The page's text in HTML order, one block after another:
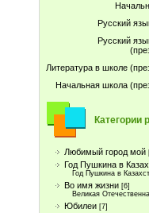
Русский
Русский
Литература в школе
Начальная школа
Категории
Любимый город мой
Год Пушкина в
Год Пушкина в
Во имя жизни [6]
Великая
Юбилеи [7]